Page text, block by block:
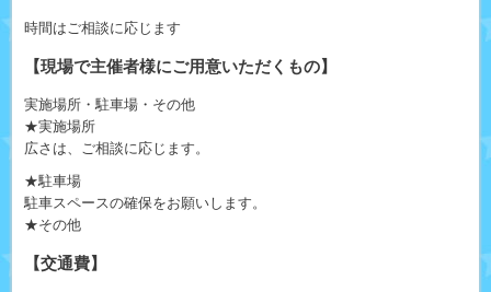
時間はご相談に応じます
【現場で主催者様にご用意いただくもの】
実施場所・駐車場・その他
★実施場所
広さは、ご相談に応じます。
★駐車場
駐車スペースの確保をお願いします。
★その他
【交通費】